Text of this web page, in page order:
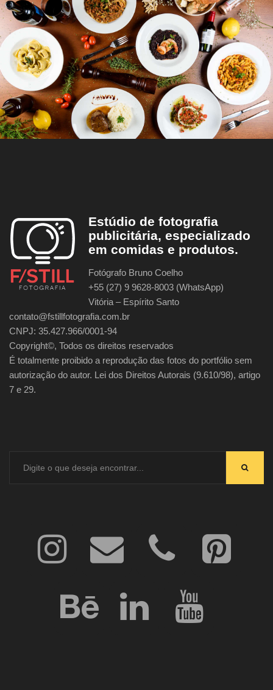
Estúdio de fotografia
publicitária, especializado
em comidas e produtos.
Fotógrafo Bruno Coelho
+55 (27) 9 9628-8003 (WhatsApp)
Vitória – Espírito Santo
contato@fstillfotografia.com.br
CNPJ: 35.427.966/0001-94
Copyright©, Todos os direitos reservados
É totalmente proibido a reprodução das fotos do portfólio sem
autorização do autor. Lei dos Direitos Autorais (9.610/98), artigo
7 e 29.